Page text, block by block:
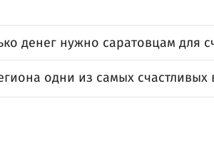
денег нужно саратовцам для
одни из самых счастливых